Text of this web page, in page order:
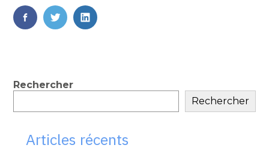
FaceBook
TwitterLinkedIn
Blog
sidebar
Rechercher
Rechercher
Articles récents